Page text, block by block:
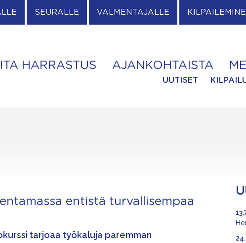
SEURALLE VALMENTAJALLE
HARRASTUS AJANKOHTAISTA
UUTISET
entistä turvallisempaa
tarjoaa työkaluja paremman